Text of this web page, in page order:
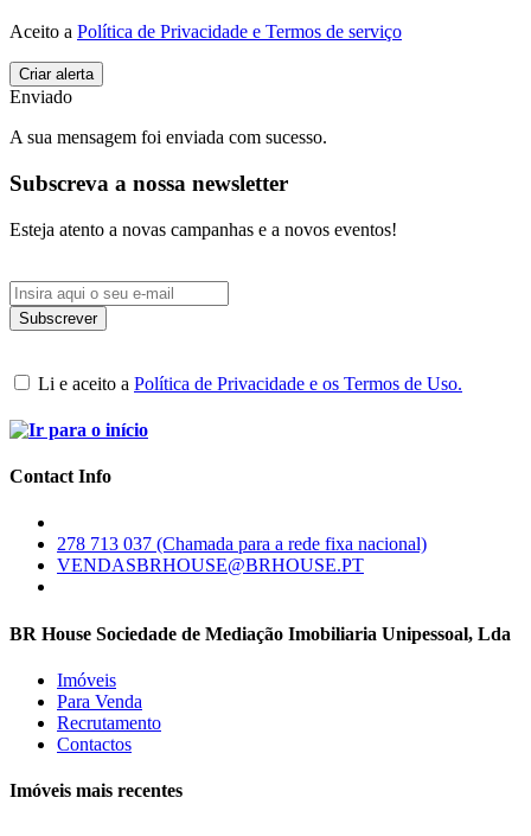
Aceito a Política de Privacidade e Termos de serviço
Enviado
A sua mensagem foi enviada com sucesso.
Subscreva a nossa newsletter
Esteja atento a novas campanhas e a novos eventos!
Li e aceito a Política de Privacidade e os Termos de Uso.
Contact Info
278 713 037 (Chamada para a rede fixa nacional)
VENDASBRHOUSE@BRHOUSE.PT
BR House Sociedade de Mediação Imobiliaria Unipessoal, Lda
Imóveis
Para Venda
Recrutamento
Contactos
Imóveis mais recentes